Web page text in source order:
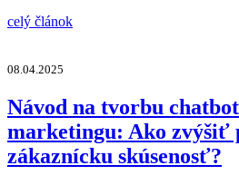
celý článok
08.04.2025
Návod na tvorbu
marketingu: Ako zvýšiť
zákaznícku skúsenosť?